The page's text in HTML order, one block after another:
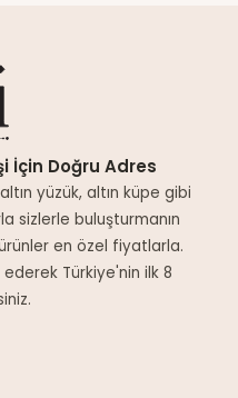
İçin Doğru Adres
yüzük, altın küpe gibi
sizlerle buluşturmanın
en özel fiyatlarla.
Türkiye'nin ilk 8